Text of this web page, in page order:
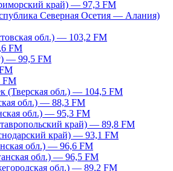
край) — 97,3 FM
Северная Осетия — Алания)
обл.) — 103,2 FM
FM
— 99,5 FM
FM
(Тверская обл.) — 104,5 FM
обл.) — 88,3 FM
обл.) — 95,3 FM
край) — 89,8 FM
край) — 93,1 FM
обл.) — 96,6 FM
обл.) — 96,5 FM
обл.) — 89,2 FM